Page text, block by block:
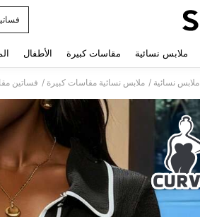
ملابس نسائية مقاسات كبيرة الأطفال
ملابس نسائية / ملابس نسائية مقاسات كبيرة / فساتين